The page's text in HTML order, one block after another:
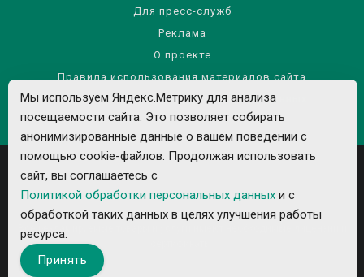
Для пресс-служб
Реклама
О проекте
Правила использования материалов сайта
Политика обработки персональных данных
Мы используем Яндекс.Метрику для анализа
посещаемости сайта. Это позволяет собирать
анонимизированные данные о вашем поведении с
помощью cookie-файлов. Продолжая использовать
сайт, вы соглашаетесь с
Политикой обработки персональных данных и с
обработкой таких данных в целях улучшения работы
ресурса.
Принять